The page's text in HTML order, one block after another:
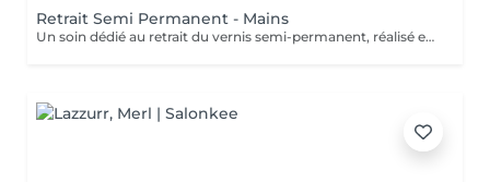
Retrait Semi Permanent - Mains
Un soin dédié au retrait du vernis semi-permanent, réalisé en douceur afin de préserver la qualité de l'ongle naturel. Le retrait est suivi d'une mise en forme des ongles et d'un travail rapide des cuticules pour retrouver un résultat net et soigné. Une base protectrice est ensuite appliquée pour renforcer l'ongle, complétée par une huile nourrissante afin d'hydrater et sublimer les cuticules. Les ongles sont propres, soignés et protégés. Idéal pour faire une pause tout en prenant soin de ses ongles. Ce service est proposé uniquement pour le vernis semi-permanent réalisé à l'institut.